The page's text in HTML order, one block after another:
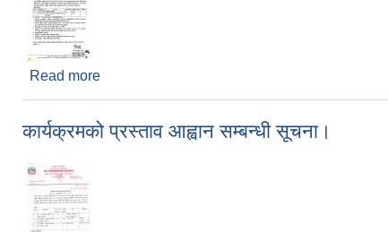
Read more
कार्यक्रमको प्रस्ताव आह्वान सम्बन्धी सूचना।